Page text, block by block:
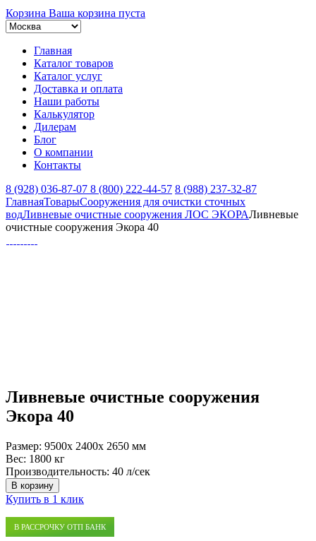
Корзина Ваша корзина пуста
Главная
Каталог товаров
Каталог услуг
Доставка и оплата
Наши работы
Калькулятор
Дилерам
Блог
О компании
Контакты
8 (928) 036-87-07 8 (800) 222-44-57 8 (988) 237-32-87
ГлавнаяТоварыСооружения для очистки сточных
водЛивневые очистные сооружения ЛОС ЭКОРАЛивневые
очистные сооружения Экора 40
Ливневые очистные сооружения
Экора 40
Размер: 9500x 2400x 2650 мм
Вес: 1800 кг
Производительность: 40 л/сек
В корзину
Купить в 1 клик
В РАССРОЧКУ ОТП БАНК